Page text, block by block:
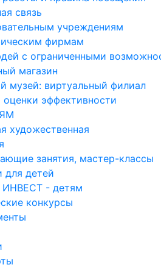
связь
учреждениям
фирмам
с ограниченными
магазин
музей: виртуальный филиал
оценки эффективности
художественная
занятия, мастер-классы
для детей
- детям
конкурсы